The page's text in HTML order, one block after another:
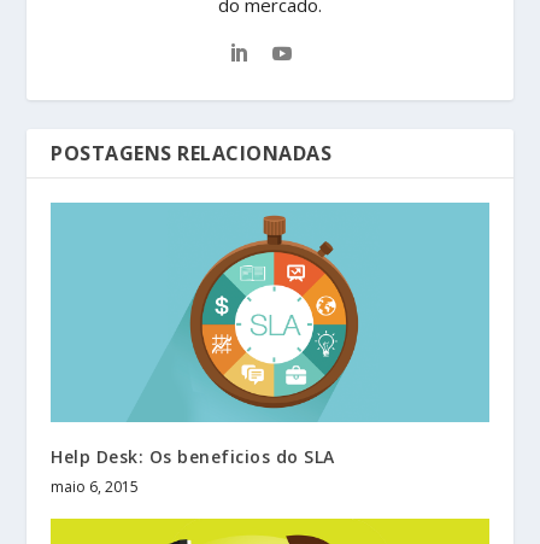
do mercado.
POSTAGENS RELACIONADAS
Help Desk: Os beneficios do SLA
maio 6, 2015